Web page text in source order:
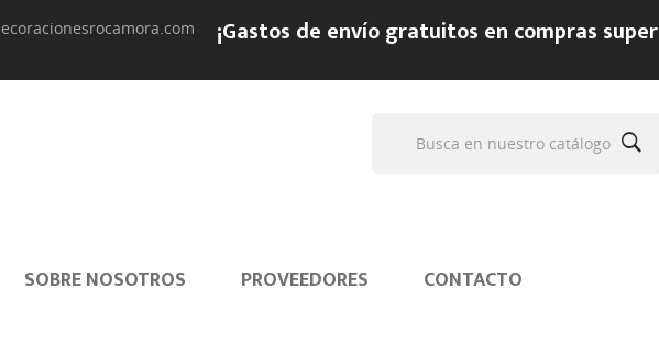
¡Gastos de envío gratuitos en compras
SOBRE NOSOTROS PROVEEDORES CONTACTO